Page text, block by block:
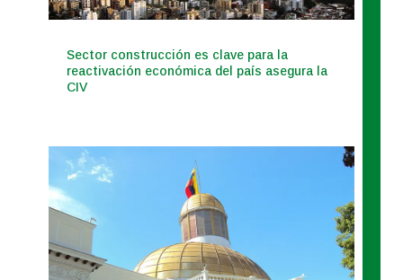
Sector construcción es clave para la
reactivación económica del país asegura la
CIV